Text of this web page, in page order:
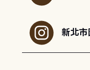
新北市